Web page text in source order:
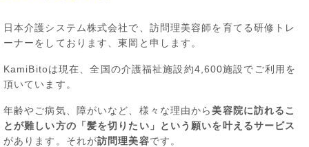
日本介護システム株式会社で、訪問理美容師を育てる研修トレ
ーナーをしております、東岡と申します。
KamiBitoは現在、全国の介護福祉施設約4,600施設でご利用を
頂いています。
年齢やご病気、障がいなど、様々な理由から美容院に訪れるこ
とが難しい方の「髪を切りたい」という願いを叶えるサービス
があります。それが訪問理美容です。